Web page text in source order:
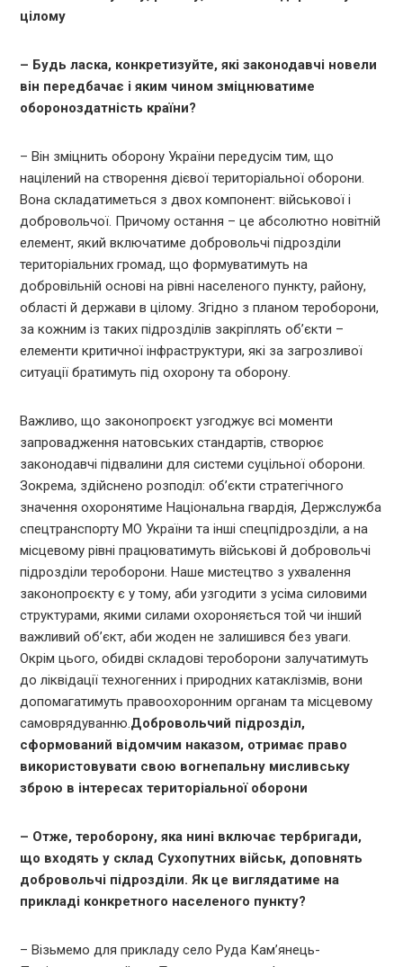
цілому
– Будь ласка, конкретизуйте, які законодавчі новели
він передбачає і яким чином зміцнюватиме
обороноздатність країни?
– Він зміцнить оборону України передусім тим, що
націлений на створення дієвої територіальної оборони.
Вона складатиметься з двох компонент: військової і
добровольчої. Причому остання – це абсолютно новітній
елемент, який включатиме добровольчі підрозділи
територіальних громад, що формуватимуть на
добровільній основі на рівні населеного пункту, району,
області й держави в цілому. Згідно з планом тероборони,
за кожним із таких підрозділів закріплять об’єкти –
елементи критичної інфраструктури, які за загрозливої
ситуації братимуть під охорону та оборону.
Важливо, що законопроєкт узгоджує всі моменти
запровадження натовських стандартів, створює
законодавчі підвалини для системи суцільної оборони.
Зокрема, здійснено розподіл: об’єкти стратегічного
значення охоронятиме Національна гвардія, Держслужба
спецтранспорту МО України та інші спецпідрозділи, а на
місцевому рівні працюватимуть військові й добровольчі
підрозділи тероборони. Наше мистецтво з ухвалення
законопроєкту є у тому, аби узгодити з усіма силовими
структурами, якими силами охороняється той чи інший
важливий об’єкт, аби жоден не залишився без уваги.
Окрім цього, обидві складові тероборони залучатимуть
до ліквідації техногенних і природних катаклізмів, вони
допомагатимуть правоохоронним органам та місцевому
самоврядуванню. Добровольчий підрозділ,
сформований відомчим наказом, отримає право
використовувати свою вогнепальну мисливську
зброю в інтересах територіальної оборони
– Отже, тероборону, яка нині включає тербригади,
що входять у склад Сухопутних військ, доповнять
добровольчі підрозділи. Як це виглядатиме на
прикладі конкретного населеного пункту?
– Візьмемо для прикладу село Руда Кам’янець-